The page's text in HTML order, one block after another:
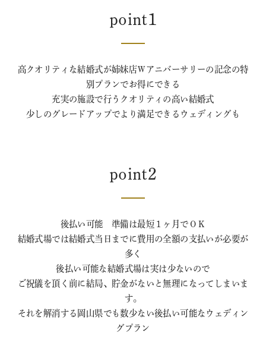
point1
高クオリティな結婚式が姉妹店Ｗアニバーサリーの記念の特
別プランでお得にできる
充実の施設で行うクオリティの高い結婚式
少しのグレードアップでより満足できるウェディングも
point2
後払い可能 準備は最短１ヶ月でＯＫ
結婚式場では結婚式当日までに費用の全額の支払いが必要が
多く
後払い可能な結婚式場は実は少ないので
ご祝儀を頂く前に結局、貯金がないと無理になってしまいま
す。
それを解消する岡山県でも数少ない後払い可能なウェディン
グプラン